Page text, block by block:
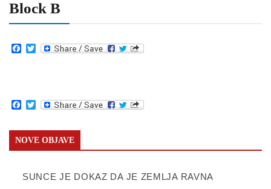
Block B
Facebook
Twitter
Facebook
Twitter
NOVE OBJAVE
SUNCE JE DOKAZ DA JE ZEMLJA RAVNA